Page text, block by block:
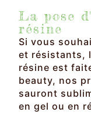
La pose
résine
Si vous
et résistants,
résine est
beauty, nos
sauront
en gel ou en